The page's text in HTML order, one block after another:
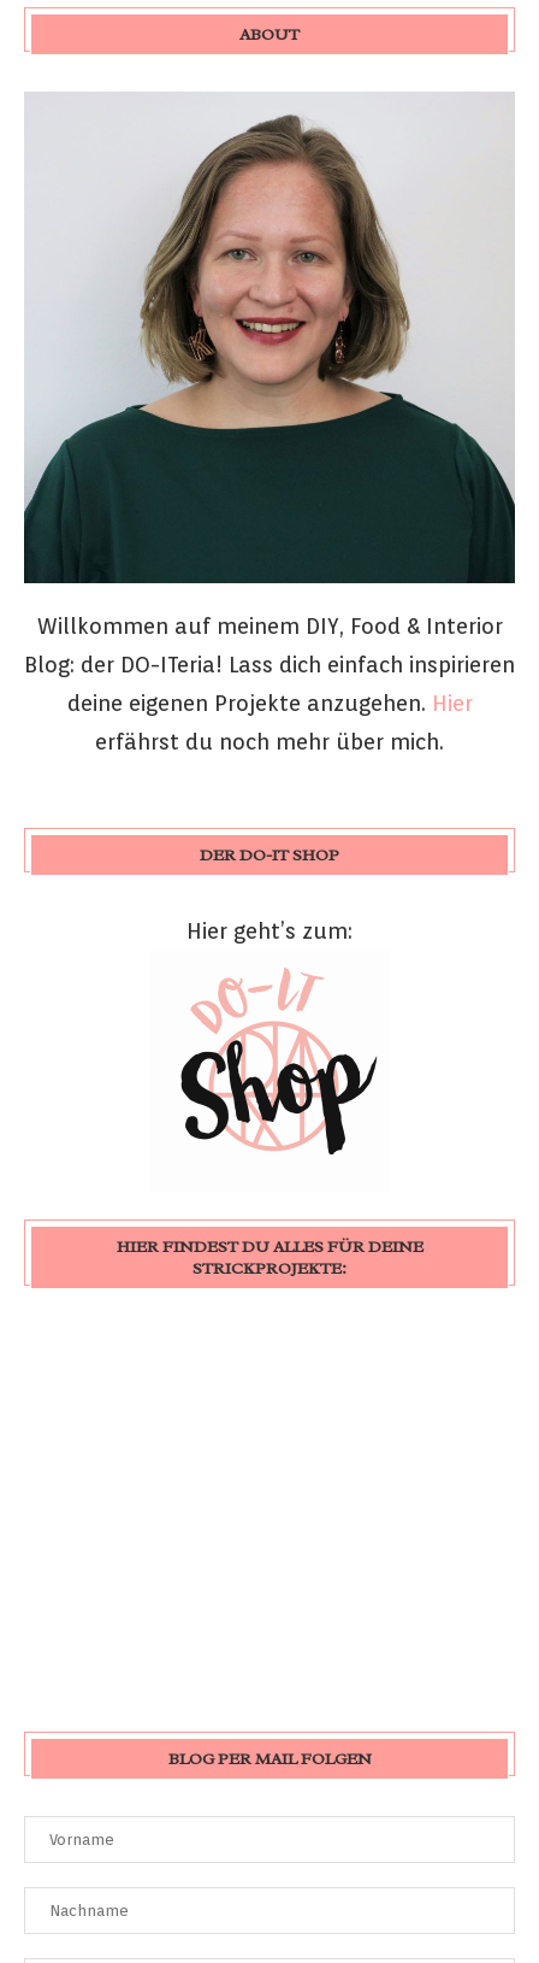
ABOUT
Willkommen auf meinem DIY, Food & Interior
Blog: der DO-ITeria! Lass dich einfach inspirieren
deine eigenen Projekte anzugehen. Hier
erfährst du noch mehr über mich.
DER DO-IT SHOP
Hier geht’s zum:
HIER FINDEST DU ALLES FÜR DEINE
STRICKPROJEKTE:
BLOG PER MAIL FOLGEN